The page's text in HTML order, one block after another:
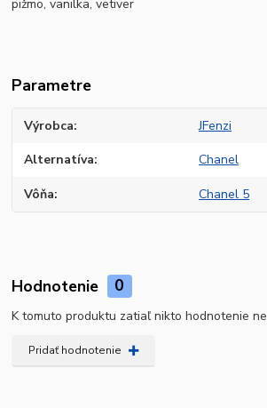
pižmo, vanilka, vetiver
Parametre
Výrobca JFenzi
Alternatíva Chanel
Vôňa Chanel 5
Hodnotenie 0
K tomuto produktu zatiaľ nikto hodnotenie
Pridať hodnotenie